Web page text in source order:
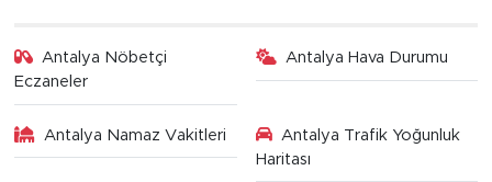
Antalya Nöbetçi
Eczaneler
Antalya Hava Durumu
Antalya Namaz Vakitleri
Antalya Trafik Yoğunluk
Haritası